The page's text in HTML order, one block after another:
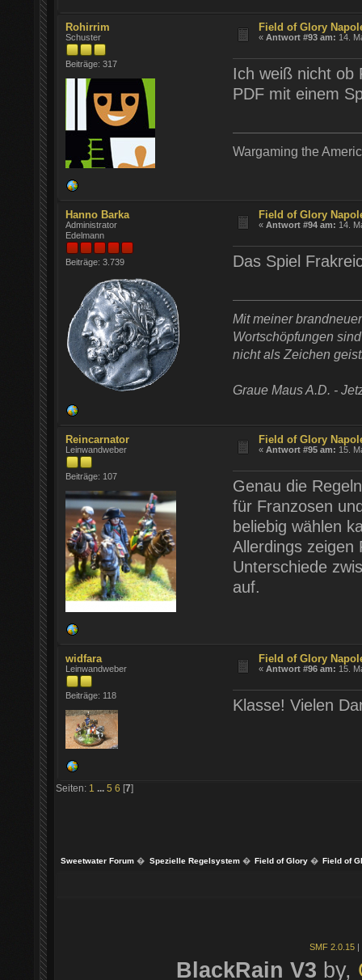
Rohirrim
Schuster
Beiträge: 317
Field of Glory
«Antwort #93 am: 14.
Ich weiß nicht
PDF mit einem
Wargaming the
Hanno Barka
Administrator
Edelmann
Beiträge: 3.739
Field of Glory
«Antwort #94 am: 14.
Das Spiel
Mit meiner
Wortschöpfungen
nicht als Zeichen
Graue Maus A.D. -
Reincarnator
Leinwandweber
Beiträge: 107
Field of Glory
«Antwort #95 am: 15.
Genau die
für Franzosen
beliebig wählen
Allerdings zeigen
Unterschiede
auf.
widfara
Leinwandweber
Beiträge: 118
Field of Glory
«Antwort #96 am: 15.
Klasse! Vielen
Seiten: 1 5 6 [7]
Sweetwater Forum � Spezielle Regelsystem� Field of Glory� Field of
SMF 2.0.15 |
BlackRain V3 by,